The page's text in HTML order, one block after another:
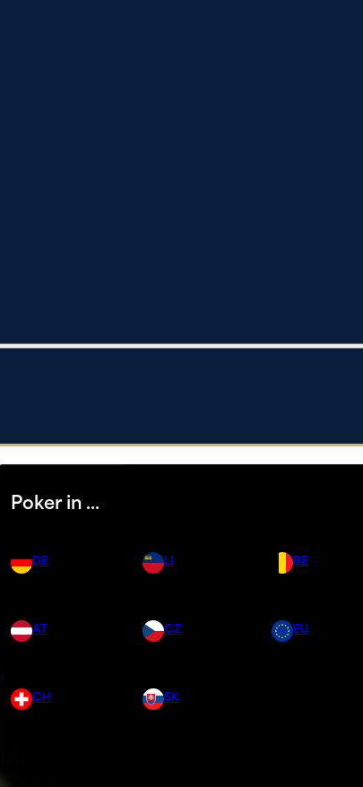
Poker in …
DE
AT
CH
LI
CZ
SK
BE
EU